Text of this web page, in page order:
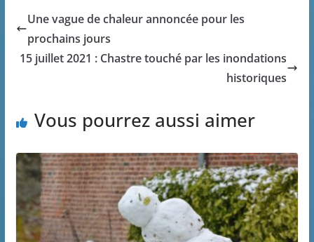
Une vague de chaleur annoncée pour les
prochains jours
15 juillet 2021 : Chastre touché par les inondations
historiques
Vous pourrez aussi aimer